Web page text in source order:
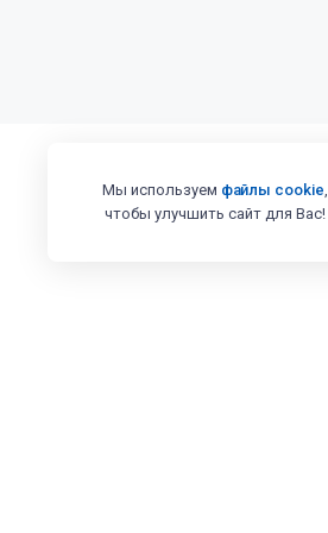
Мы используем файлы cookie,
чтобы улучшить сайт для Вас!